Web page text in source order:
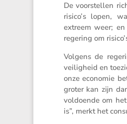
De voorstellen
risico’s lopen,
extreem weer;
regering om
Volgens de
veilig­heid en
onze economie
groter kan zijn
voldoende om
is”, merkt het